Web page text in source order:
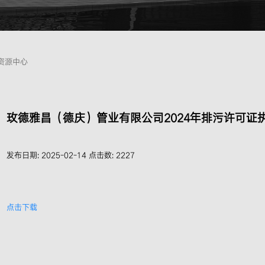
源中心
玫德雅昌（德庆）管业有限公司2024年排污许可证
发布日期: 2025-02-14 点击数: 2227
点击下载